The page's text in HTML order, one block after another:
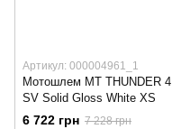
Артикул: 000004961_1
Мотошлем MT THUNDER 4
SV Solid Gloss White XS
6 722 грн 7 228 грн